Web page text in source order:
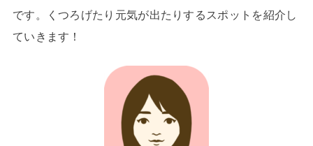
です。くつろげたり元気が出たりするスポットを紹介し
ていきます！